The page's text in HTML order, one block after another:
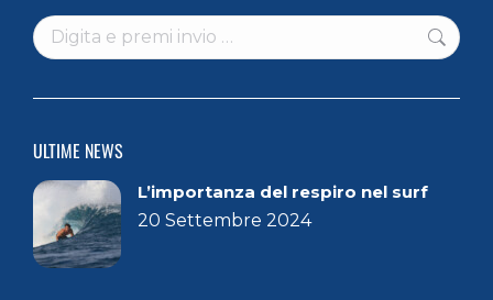
ULTIME NEWS
L’importanza del respiro nel surf
20 Settembre 2024